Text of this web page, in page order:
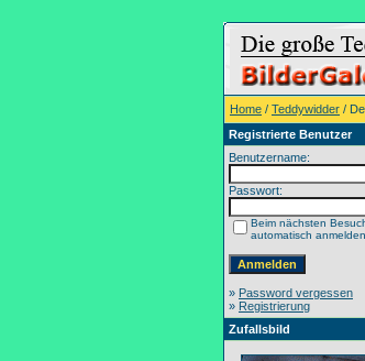
Home / Teddywidder /
Registrierte Benutzer
Benutzername:
Passwort:
Beim nächsten
automatisch
» Password vergessen
» Registrierung
Zufallsbild